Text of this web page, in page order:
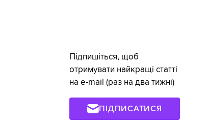
Підпишіться, щоб
отримувати найкращі статті
на e-mail (раз на два тижні)
ПІДПИСАТИСЯ